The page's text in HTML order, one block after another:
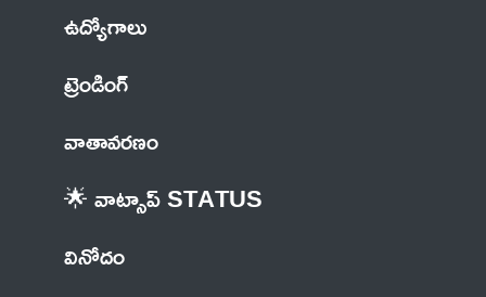
ఉద్యోగాలు
ట్రెండింగ్
వాతావరణం
🌟 వాట్సాప్ STATUS
వినోదం